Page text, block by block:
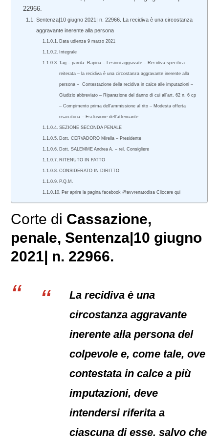
22966.
Sentenza|10 giugno 2021| n. 22966. La recidiva è una circostanza
aggravante inerente alla persona
Data udienza 9 marzo 2021
Integrale
Tag – parola: Rapina – Lesioni aggravate – Recidiva specifica
reiterata – la recidiva è una circostanza aggravante inerente alla
persona – Contestazione della recidiva in calce alle imputazioni –
Giudizio abbreviato – Riparazione del danno di cui all’art. 62 n. 6 cp
– Compimento prima dell’ammissione al rito – Modesta offerta
risarcitoria – Esclusione dell’attenuante
SEZIONE SECONDA PENALE
Dott. CERVADORO Mirella – Presidente
Dott. SALEMME Andrea A. – rel. Consigliere
RITENUTO IN FATTO
CONSIDERATO IN DIRITTO
P.Q.M.
Per aprire la pagina facebook @avvrenatodisa Cliccare qui
Corte di Cassazione,
penale, Sentenza|10 giugno
2021| n. 22966.
La recidiva è una
circostanza aggravante
inerente alla persona del
colpevole e, come tale, ove
contestata in calce a più
imputazioni, deve
intendersi riferita a
ciascuna di esse, salvo che